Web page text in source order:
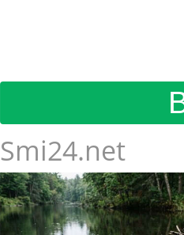
Smi24.net